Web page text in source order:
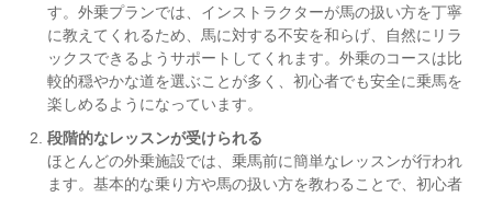
す。外乗プランでは、インストラクターが馬の扱い方を丁寧
に教えてくれるため、馬に対する不安を和らげ、自然にリラ
ックスできるようサポートしてくれます。外乗のコースは比
較的穏やかな道を選ぶことが多く、初心者でも安全に乗馬を
楽しめるようになっています。
段階的なレッスンが受けられる
ほとんどの外乗施設では、乗馬前に簡単なレッスンが行われ
ます。基本的な乗り方や馬の扱い方を教わることで、初心者